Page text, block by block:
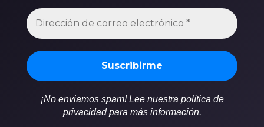
¡No enviamos spam! Lee nuestra política de
privacidad para más información.